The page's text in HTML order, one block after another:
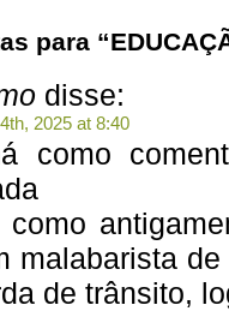
para
disse:
2025 at 8:40
como
como
malabarista
de trânsito,